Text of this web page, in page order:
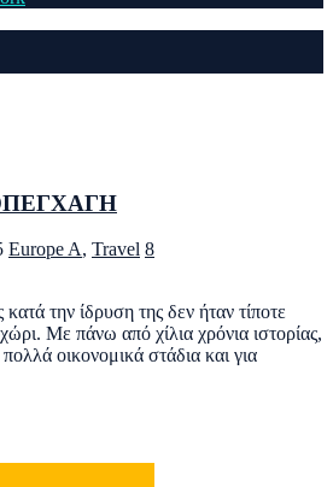
Europe A, Travel 8
την ίδρυση της δεν ήταν τίποτε
Με πάνω από χίλια χρόνια ιστορίας,
οικονομικά στάδια και για